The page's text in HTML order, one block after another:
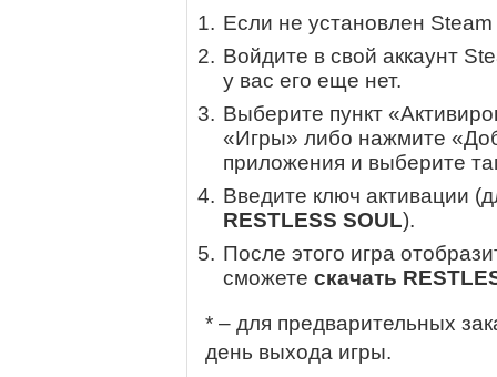
Если не установлен
Войдите в свой аккаунт
у вас его еще нет.
Выберите пункт
«Игры» либо нажмите
приложения и выберите
Введите ключ активации
RESTLESS SOUL).
После этого игра
сможете скачать
* – для предварительных
день выхода игры.